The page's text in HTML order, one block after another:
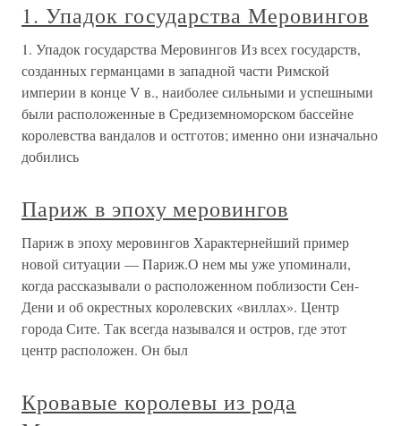
1. Упадок государства Меровингов
1. Упадок государства Меровингов Из всех государств,
созданных германцами в западной части Римской
империи в конце V в., наиболее сильными и успешными
были расположенные в Средиземноморском бассейне
королевства вандалов и остготов; именно они изначально
добились
Париж в эпоху меровингов
Париж в эпоху меровингов Характернейший пример
новой ситуации — Париж.О нем мы уже упоминали,
когда рассказывали о расположенном поблизости Сен-
Дени и об окрестных королевских «виллах». Центр
города Сите. Так всегда назывался и остров, где этот
центр расположен. Он был
Кровавые королевы из рода